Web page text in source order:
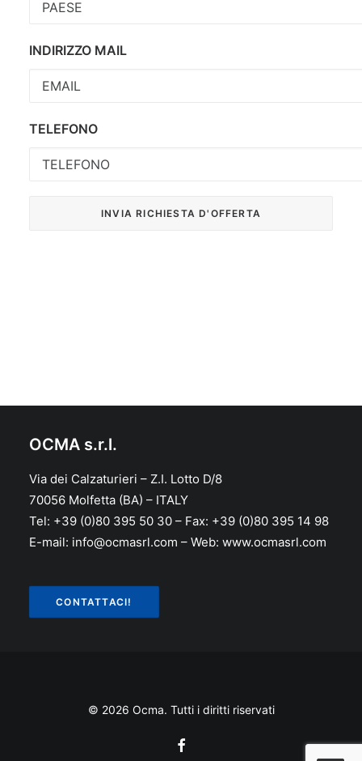
INDIRIZZO MAIL
TELEFONO
OCMA s.r.l.
Via dei Calzaturieri – Z.I. Lotto D/8
70056 Molfetta (BA) – ITALY
Tel: +39 (0)80 395 50 30 – Fax: +39 (0)80 395 14 98
E-mail: info@ocmasrl.com – Web: www.ocmasrl.com
CONTATTACI!
© 2026 Ocma. Tutti i diritti riservati